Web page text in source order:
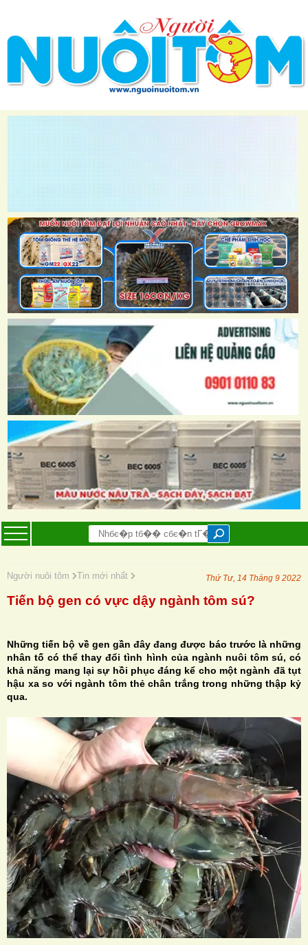
Người nuôi tôm Tin mới nhất Thứ Tư, 14 Tháng 9 2022
Tiến bộ gen có vực dậy ngành tôm sú?
Những tiến bộ về gen gần đây đang được báo trước là những
nhân tố có thể thay đổi tình hình của ngành nuôi tôm sú, có
khả năng mang lại sự hồi phục đáng kể cho một ngành đã tụt
hậu xa so với ngành tôm thẻ chân trắng trong những thập kỷ
qua.